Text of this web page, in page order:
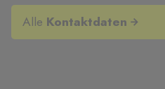
Alle Kontaktdaten